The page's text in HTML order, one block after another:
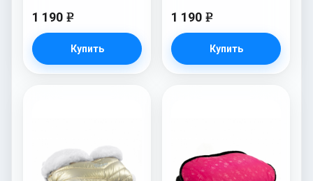
1 190 e
Купить
1 190 e
Купить